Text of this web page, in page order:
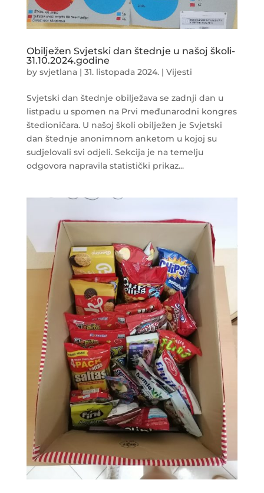
Obilježen Svjetski dan štednje u našoj školi-
31.10.2024.godine
by svjetlana| 31. listopada 2024.| Vijesti
Svjetski dan štednje obilježava se zadnji dan u
listpadu u spomen na Prvi međunarodni kongres
štedioničara. U našoj školi obilježen je Svjetski
dan štednje anonimnom anketom u kojoj su
sudjelovali svi odjeli. Sekcija je na temelju
odgovora napravila statistički prikaz...